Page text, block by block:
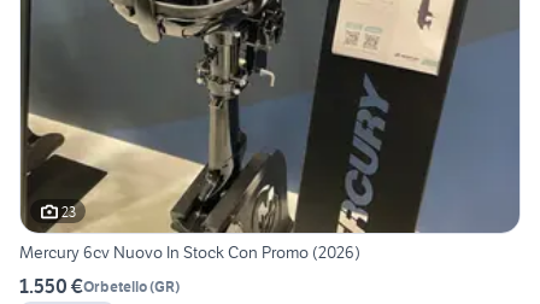
23
Mercury 6cv Nuovo In Stock Con Promo (2026)
1.550 €Orbetello(GR)